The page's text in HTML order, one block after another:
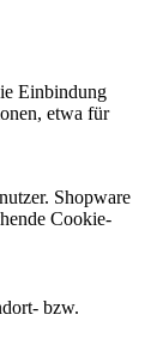
Einbindung
etwa für
Shopware
Cookie-
bzw.